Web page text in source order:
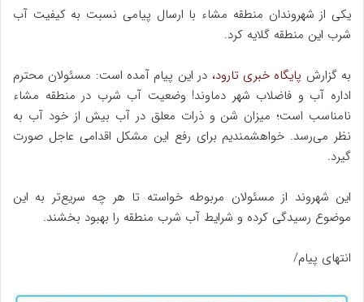
یکی از شهروندان منطقه مشاء با ارسال پیامی نسبت به کیفیت آب
شرب این منطقه گلایه کرد.
به گزارش پایگاه خبری تارود، در این پیام آمده است: مسئولان محترم
اداره آب و فاضلاب شهر دماوند! وضعیت آب شرب در منطقه مشاء
نامناسب است؛ میزان شن و ذرات معلق در آب بیش از خود آب به
نظر می‌رسد. خواهشمندیم برای رفع این مشکل اقدامی عاجل صورت
گیرد.
این شهروند از مسئولان مربوطه خواسته تا هر چه سریع‌تر به این
موضوع رسیدگی کرده و شرایط آب شرب منطقه را بهبود بخشند.
انتهای پیام/